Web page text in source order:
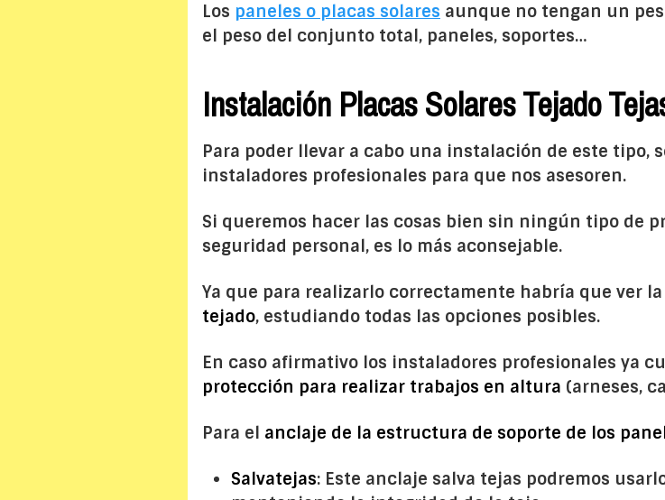
Los paneles o placas solares aunque no tengan un
el peso del conjunto total, paneles, soportes…
Instalación Placas Solares Tejado
Para poder llevar a cabo una instalación de este tipo,
instaladores profesionales para que nos asesoren.
Si queremos hacer las cosas bien sin ningún tipo de
seguridad personal, es lo más aconsejable.
Ya que para realizarlo correctamente habría que ver la
tejado, estudiando todas las opciones posibles.
En caso afirmativo los instaladores profesionales ya
protección para realizar trabajos en altura (arneses,
Para el anclaje de la estructura de soporte de los
Salvatejas: Este anclaje salva tejas podremos